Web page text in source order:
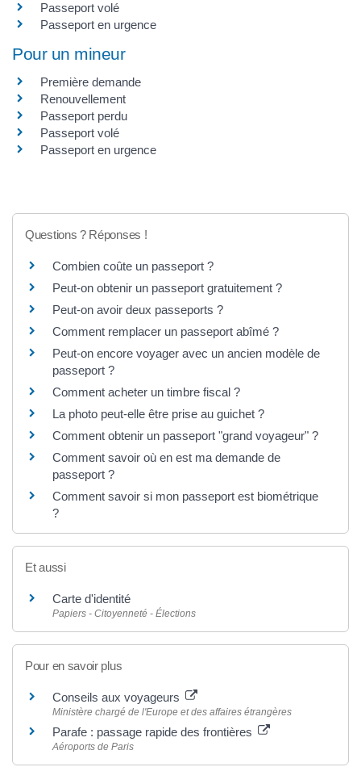
Passeport volé
Passeport en urgence
Pour un mineur
Première demande
Renouvellement
Passeport perdu
Passeport volé
Passeport en urgence
Questions ? Réponses !
Combien coûte un passeport ?
Peut-on obtenir un passeport gratuitement ?
Peut-on avoir deux passeports ?
Comment remplacer un passeport abîmé ?
Peut-on encore voyager avec un ancien modèle de
passeport ?
Comment acheter un timbre fiscal ?
La photo peut-elle être prise au guichet ?
Comment obtenir un passeport "grand voyageur" ?
Comment savoir où en est ma demande de
passeport ?
Comment savoir si mon passeport est biométrique
?
Et aussi
Carte d'identité
Papiers - Citoyenneté - Élections
Pour en savoir plus
Conseils aux voyageurs
Ministère chargé de l'Europe et des affaires étrangères
Parafe : passage rapide des frontières
Aéroports de Paris